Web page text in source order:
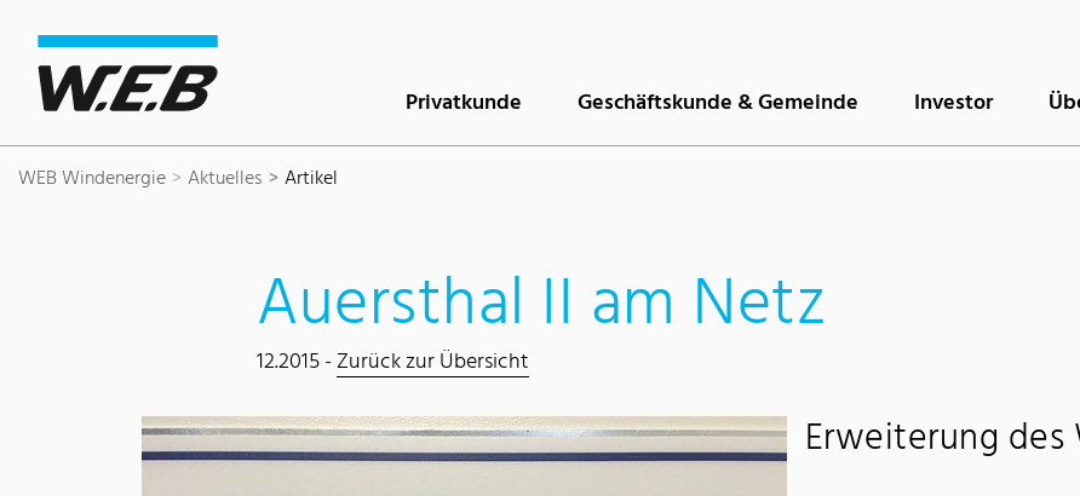
Privatkunde Geschäftskunde & Gemeinde Investor
WEB Windenergie Aktuelles Artikel
Auersthal II am Netz
12.2015 -Zurück zur Übersicht
Erweiterung des